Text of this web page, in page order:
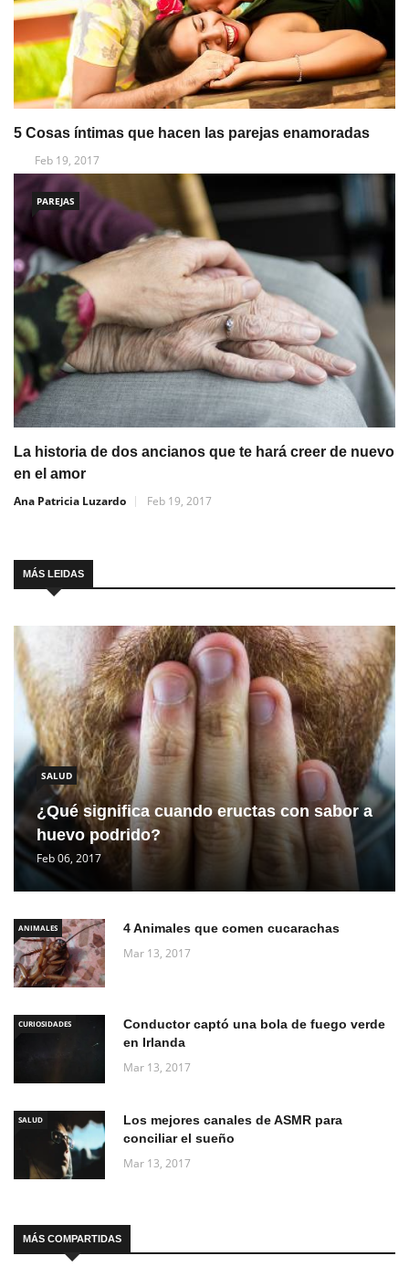
5 Cosas íntimas que hacen las parejas enamoradas
Feb 19, 2017
PAREJAS
La historia de dos ancianos que te hará creer de nuevo
en el amor
Ana Patricia Luzardo
Feb 19, 2017
MÁS LEIDAS
SALUD
¿Qué significa cuando eructas con sabor a
huevo podrido?
Feb 06, 2017
ANIMALES 4 Animales que comen cucarachas
Mar 13, 2017
CURIOSIDADES
Conductor captó una bola de fuego verde
en Irlanda
Mar 13, 2017
SALUD
Los mejores canales de ASMR para
conciliar el sueño
Mar 13, 2017
MÁS COMPARTIDAS